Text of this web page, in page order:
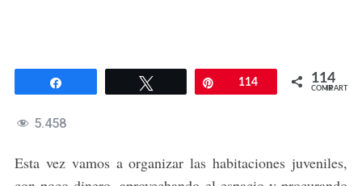
Twittear Pin114 114
COMPARTIR
5.458
Esta vez vamos a organizar las habitaciones juveniles,